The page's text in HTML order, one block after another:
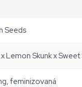
Seeds
Lemon Skunk x Sweet
feminizovaná